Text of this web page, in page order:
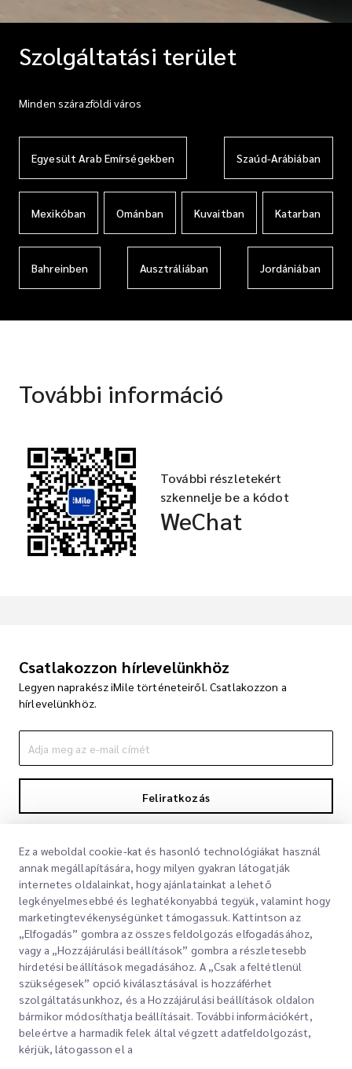
Szolgáltatási terület
Minden szárazföldi város
Egyesült Arab Emírségekben Szaúd-Arábiában
Mexikóban Ománban Kuvaitban Katarban
Bahreinben Ausztráliában Jordániában
További információ
További részletekért
szkennelje be a kódot
WeChat
Csatlakozzon hírlevelünkhöz
Legyen naprakész iMile történeteiről. Csatlakozzon a
hírlevelünkhöz.
Feliratkozás
nyilatkozat
Gyorslinkek
Irodahelyek
Vállalati
Szolgáltatásaink
Ez a weboldal cookie-kat és hasonló technológiákat használ
annak megállapítására, hogy milyen gyakran látogatják
internetes oldalainkat, hogy ajánlatainkat a lehető
legkényelmesebbé és leghatékonyabbá tegyük, valamint hogy
marketingtevékenységünket támogassuk. Kattintson az
„Elfogadás” gombra az összes feldolgozás elfogadásához,
vagy a „Hozzájárulási beállítások” gombra a részletesebb
hirdetési beállítások megadásához. A „Csak a feltétlenül
szükségesek” opció kiválasztásával is hozzáférhet
szolgáltatásunkhoz, és a Hozzájárulási beállítások oldalon
bármikor módosíthatja beállításait. További információkért,
beleértve a harmadik felek által végzett adatfeldolgozást,
kérjük, látogasson el a